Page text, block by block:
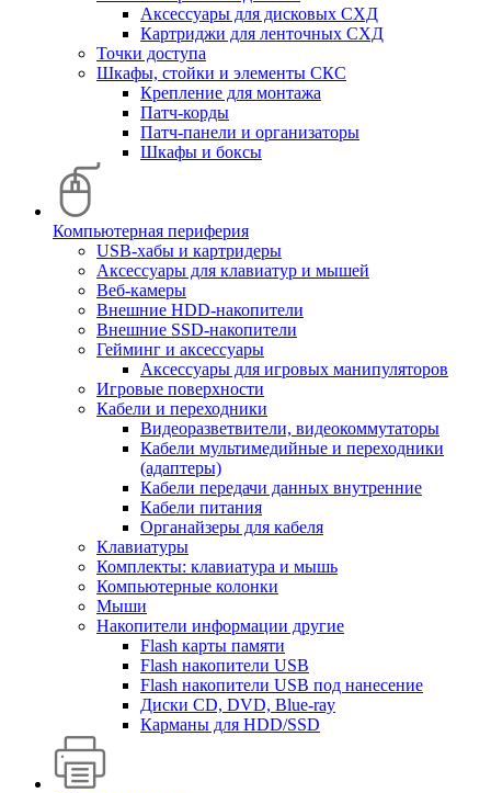
Аксессуары для дисковых СХД
Картриджи для ленточных СХД
Точки доступа
Шкафы, стойки и элементы СКС
Крепление для монтажа
Патч-корды
Патч-панели и организаторы
Шкафы и боксы
Компьютерная периферия
USB-хабы и картридеры
Аксессуары для клавиатур и мышей
Веб-камеры
Внешние HDD-накопители
Внешние SSD-накопители
Гейминг и аксессуары
Аксессуары для игровых манипуляторов
Игровые поверхности
Кабели и переходники
Видеоразветвители, видеокоммутаторы
Кабели мультимедийные и переходники
(адаптеры)
Кабели передачи данных внутренние
Кабели питания
Органайзеры для кабеля
Клавиатуры
Комплекты: клавиатура и мышь
Компьютерные колонки
Мыши
Накопители информации другие
Flash карты памяти
Flash накопители USB
Flash накопители USB под нанесение
Диски CD, DVD, Blue-ray
Карманы для HDD/SSD